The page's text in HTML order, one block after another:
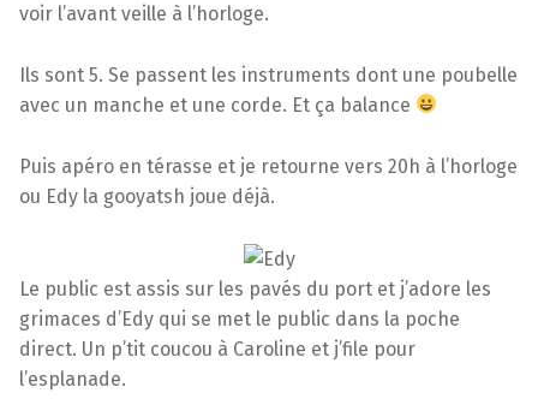
voir l’avant veille à l’horloge.
Ils sont 5. Se passent les instruments dont une poubelle
avec un manche et une corde. Et ça balance
Puis apéro en térasse et je retourne vers 20h à l’horloge
ou Edy la gooyatsh joue déjà.
Le public est assis sur les pavés du port et j’adore les
grimaces d’Edy qui se met le public dans la poche
direct. Un p’tit coucou à Caroline et j’file pour
l’esplanade.